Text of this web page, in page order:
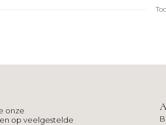
onze
op veelgestelde